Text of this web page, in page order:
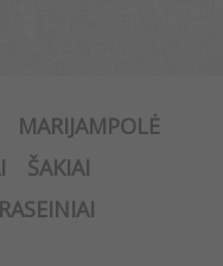
MARIJAMPOLĖ
ŠAKIAI
RASEINIAI